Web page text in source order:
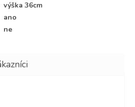
výška 36cm
ano
ne
obchodu je 5 z 5 hvězdiček.